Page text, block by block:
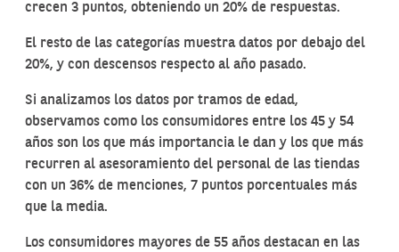
crecen 3 puntos, obteniendo un 20% de respuestas.
El resto de las categorías muestra datos por debajo del
20%, y con descensos respecto al año pasado.
Si analizamos los datos por tramos de edad,
observamos como los consumidores entre los 45 y 54
años son los que más importancia le dan y los que más
recurren al asesoramiento del personal de las tiendas
con un 36% de menciones, 7 puntos porcentuales más
que la media.
Los consumidores mayores de 55 años destacan en las